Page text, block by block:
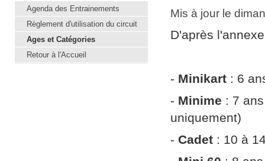
Agenda des Entrainements
Règlement d'utilisation du circuit
Ages et Catégories
Retour à l'Accueil
Mis à jour le
D'après
- Minikart : 6
- Minime : 7
uniquement)
- Cadet : 10 à